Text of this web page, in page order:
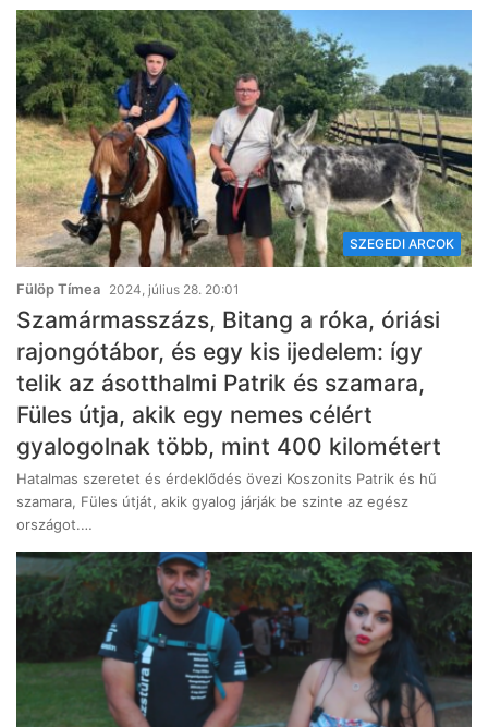
SZEGEDI ARCOK
Fülöp Tímea 2024, július 28. 20:01
Szamármasszázs, Bitang a róka, óriási
rajongótábor, és egy kis ijedelem: így
telik az ásotthalmi Patrik és szamara,
Füles útja, akik egy nemes célért
gyalogolnak több, mint 400 kilométert
Hatalmas szeretet és érdeklődés övezi Koszonits Patrik és hű
szamara, Füles útját, akik gyalog járják be szinte az egész
országot.…